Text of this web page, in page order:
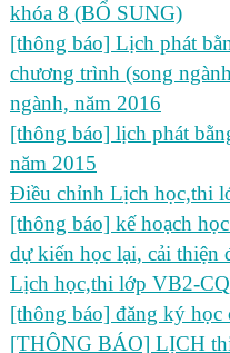
khóa 8 (BỔ SUNG)
[thông báo] Lịch phát
chương trình (song
ngành, năm 2016
[thông báo] lịch phát
năm 2015
Điều chỉnh Lịch học,thi
[thông báo] kế hoạch
dự kiến học lại, cải
Lịch học,thi lớp VB2-
[thông báo] đăng ký
[THÔNG BÁO] LỊCH